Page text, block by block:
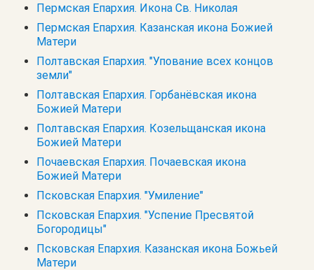
Пермская Епархия. Икона Св. Николая
Пермская Епархия. Казанская икона Божией
Матери
Полтавская Епархия. "Упование всех концов
земли"
Полтавская Епархия. Горбанёвская икона
Божией Матери
Полтавская Епархия. Козельщанская икона
Божией Матери
Почаевская Епархия. Почаевская икона
Божией Матери
Псковская Епархия. "Умиление"
Псковская Епархия. "Успение Пресвятой
Богородицы"
Псковская Епархия. Казанская икона Божьей
Матери